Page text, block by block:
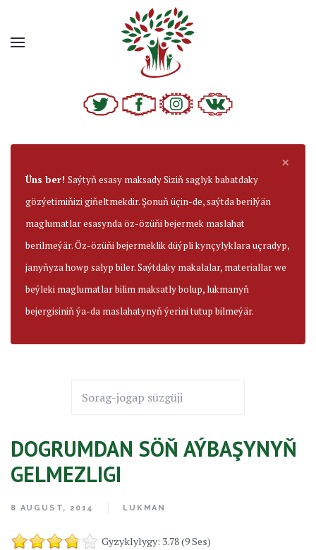
×
Üns ber! Saýtyň esasy maksady Siziň saglyk babatdaky
gözýetimiňizi giňeltmekdir. Şonuň üçin-de, saýtda berilýän
maglumatlar esasynda öz-özüňi bejermek maslahat
berilmeýär. Öz-özüňi bejermeklik düýpli kynçylyklara uçradyp,
janyňyza howp salyp biler. Saýtdaky makalalar, materiallar we
beýleki maglumatlar bilim maksatly bolup, lukmanyň
bejergisiniň ýa-da maslahatynyň ýerini tutup bilmeýär.
DOGRUMDAN SÖŇ AÝBAŞYNYŇ
GELMEZLIGI
8 AUGUST, 2014 LUKMAN
Gyzyklylygy: 3.78 (9 Ses)